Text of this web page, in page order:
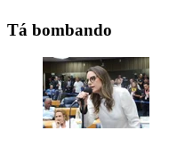
Tá bombando